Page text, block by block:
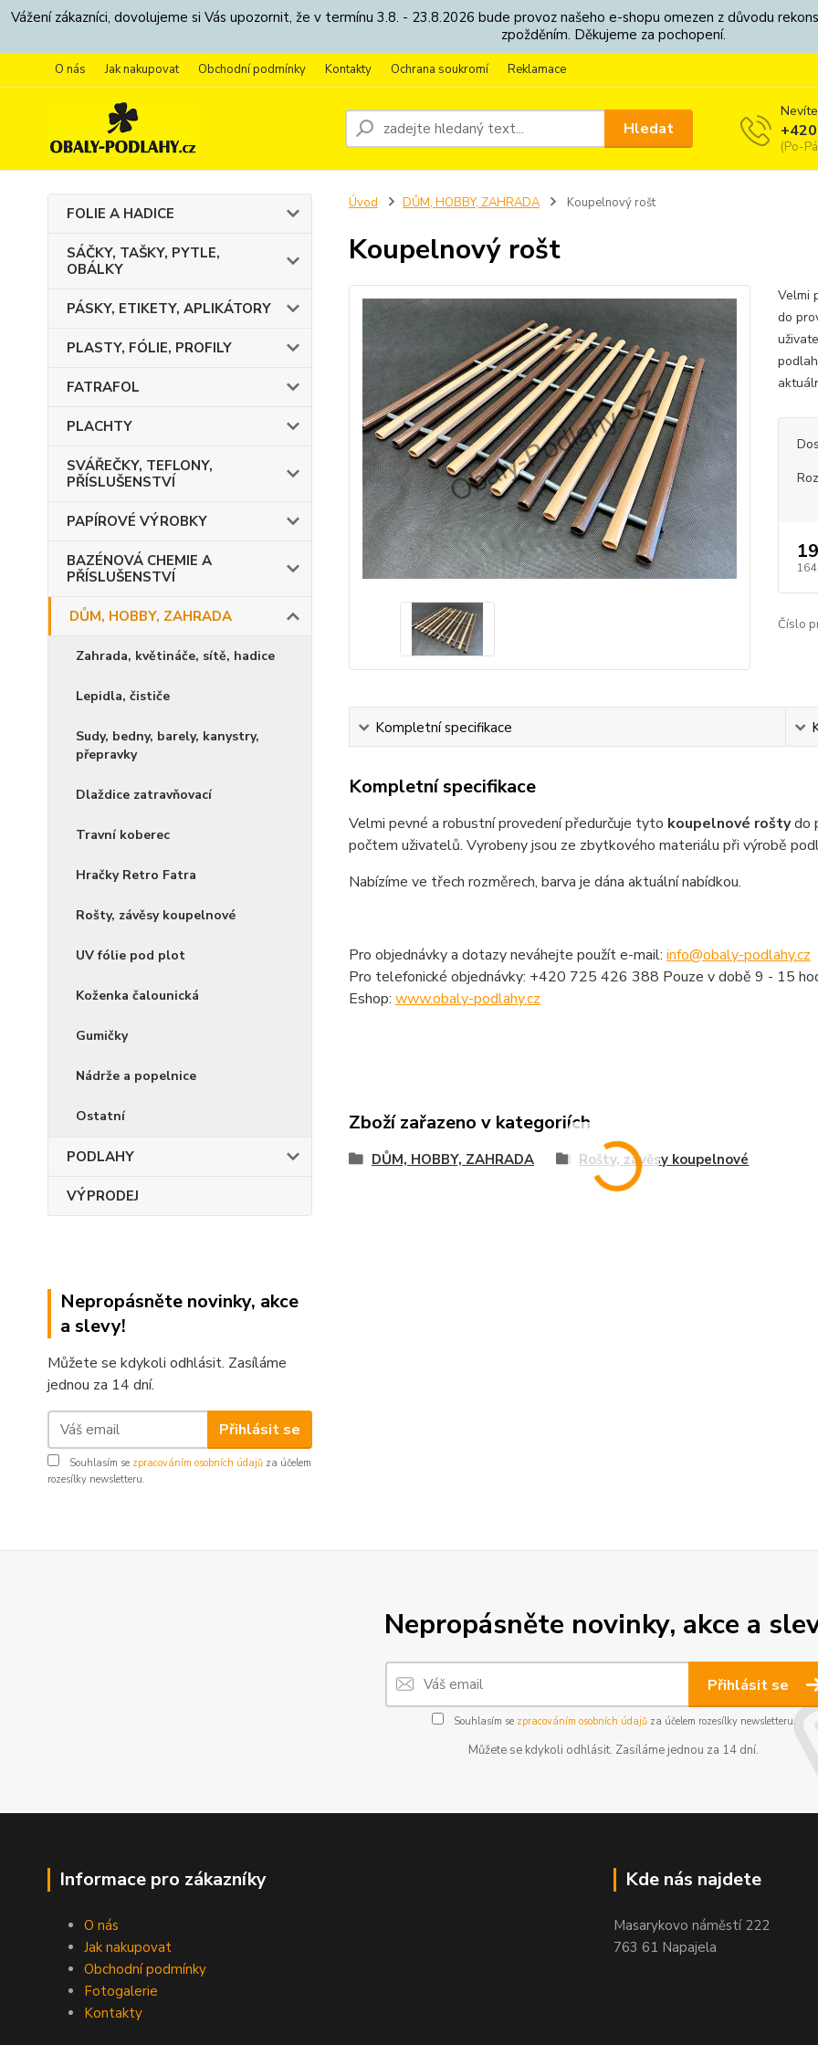
Vážení zákazníci, dovolujeme si Vás upozornit, že v termínu 3.8. - 23.8.2026 bude provoz našeho e-shopu omezen z důvodu
zpožděním. Děkujeme za pochopení.
O nás Jak nakupovat Obchodní podmínky Kontakty Ochrana soukromí Reklamace
Hledat
(Po-
FOLIE A HADICE
SÁČKY, TAŠKY, PYTLE,
OBÁLKY
PÁSKY, ETIKETY, APLIKÁTORY
PLASTY, FÓLIE, PROFILY
FATRAFOL
PLACHTY
SVÁŘEČKY, TEFLONY,
PŘÍSLUŠENSTVÍ
PAPÍROVÉ VÝROBKY
BAZÉNOVÁ CHEMIE A
PŘÍSLUŠENSTVÍ
DŮM, HOBBY, ZAHRADA
Zahrada, květináče, sítě, hadice
Lepidla, čističe
Sudy, bedny, barely, kanystry,
přepravky
Dlaždice zatravňovací
Travní koberec
Hračky Retro Fatra
Rošty, závěsy koupelnové
UV fólie pod plot
Koženka čalounická
Gumičky
Nádrže a popelnice
Ostatní
PODLAHY
VÝPRODEJ
Nepropásněte novinky, akce
a slevy!
Můžete se kdykoli odhlásit. Zasíláme
jednou za 14 dní.
Přihlásit se
Souhlasím se zpracováním osobních údajů za účelem
rozesílky newsletteru.
Úvod DŮM, HOBBY, ZAHRADA Koupelnový rošt
Koupelnový rošt
Velmi
do
164
Číslo
Kompletní specifikace
Kompletní specifikace
Velmi pevné a robustní provedení předurčuje tyto koupelnové roštydo
počtem uživatelů. Vyrobeny jsou ze zbytkového materiálu při výrobě
Nabízíme ve třech rozměrech, barva je dána aktuální nabídkou.
Pro objednávky a dotazy neváhejte použít e-mail: info@obaly-podlahy.cz
Pro telefonické objednávky: +420 725 426 388 Pouze v době 9 - 15
Eshop: www.obaly-podlahy.cz
Zboží zařazeno v kategoriích
DŮM, HOBBY, ZAHRADA Rošty, závěsy koupelnové
Nepropásněte novinky, akce a
Přihlásit se
Souhlasím se zpracováním osobních údajůza účelem rozesílky newsletteru.
Můžete se kdykoli odhlásit. Zasíláme jednou za 14 dní.
Informace pro zákazníky
O nás
Jak nakupovat
Obchodní podmínky
Fotogalerie
Kontakty
Kde nás najdete
Masarykovo náměstí 222
763 61 Napajela